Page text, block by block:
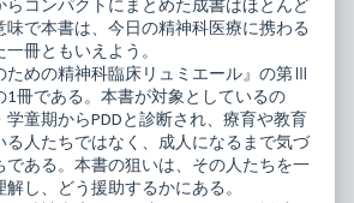
らコンパクトにまとめた成書はほとんど
で本書は、今日の精神科医療に携わる
冊ともいえよう。
ための精神科臨床リュミエール』の第Ⅲ
1冊である。本書が対象としているの
童期からPDDと診断され、療育や教育
る人たちではなく、成人になるまで気づ
である。本書の狙いは、その人たちを一
し、どう援助するかにある。